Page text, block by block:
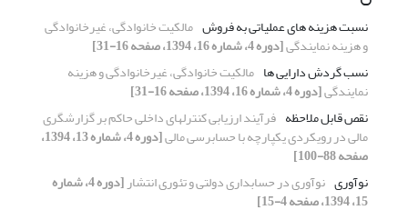
نسبت هزینه های عملیاتی به فروش مالکیت خانوادگی، غیرخانوادگی
و هزینه نمایندگی[دوره 4، شماره 16، 1394، صفحه 16-31]
نسب گردش دارایی ها مالکیت خانوادگی، غیرخانوادگی و هزینه
نمایندگی[دوره 4، شماره 16، 1394، صفحه 16-31]
نقص قابل ملاحظه فرآیند ارزیابی کنترلهای داخلی حاکم بر گزارشگری
مالی در رویکردی یکپارچه با حسابرسی مالی [دوره 4، شماره 13، 1394،
صفحه 88-100]
نوآوری نوآوری در حسابداری دولتی و تئوری انتشار [دوره 4، شماره
15، 1394، صفحه 4-15]